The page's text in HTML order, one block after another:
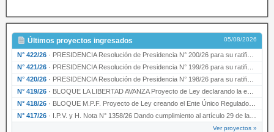
Últimos proyectos ingresados 05/08/2026
N° 422/26 · PRESIDENCIA Resolución de Presidencia N° 200/26 para su ratificación.
N° 421/26 · PRESIDENCIA Resolución de Presidencia N° 199/26 para su ratificación.
N° 420/26 · PRESIDENCIA Resolución de Presidencia N° 198/26 para su ratificación.
N° 419/26 · BLOQUE LA LIBERTAD AVANZA Proyecto de Ley declarando la esencialidad del servicio educativ…
N° 418/26 · BLOQUE M.P.F. Proyecto de Ley creando el Ente Único Regulador de servicios públicos de la …
N° 417/26 · I.P.V. y H. Nota N° 1358/26 Dando cumplimiento al artículo 29 de la Ley provincial N° 1399…
Ver proyectos »